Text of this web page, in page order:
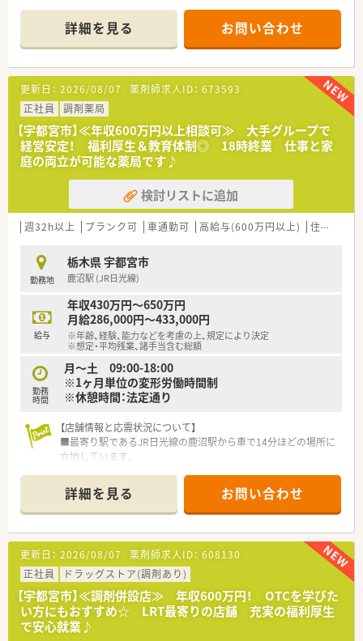
＊------------------------------------------＊
【店舗情報と応需状況について】
■宇都宮駅から車で17分ほどの場所に位置しており、内科や小
児科など複数の科目の処方箋を1日56枚ほど受け付けています。
■地域に根ざした医療を提供しており、患者様一人ひとりと丁寧
に向き合える環境が整っているため、やりがいを感じながら働け
ます。
■最新の薬歴入力システムや調剤鑑査システムを完備しており、
安全かつスピーディーに日々の業務を遂行することが可能な店
舗です。
【募集背景と求める人物像について】
■今回は在宅業務を強化するための増員募集となっており、車の
運転が可能な方を対象として、即戦力として活躍できる方を求め
■在宅医療への熱意があり、新しい環境でスキルを磨きたいと考
えている方はぜひご応募ください。
■周囲と円滑なコミュニケーションが取れる方を歓迎しており、
チームワークを大切にしながら店舗を盛り上げていただける方
を募ります。
【法人特徴について】
■ITや農業など約50社を擁する大手グループの一員であり、経営
基盤が非常に安定しているため、腰を据えて長く勤務いただけま
す。
■役職に関わらず意見交換ができるフラットな社風が特徴で、ボ
ありません。
■過剰な設備投資を抑えて社員に還元する方針を掲げており、会
社の利益に貢献した社員にはインセンティブが支給される場合
もあります。
【想定される業務内容】
■基本的な調剤や監査、服薬指導に加えて、車の運転を伴う居宅
や施設への在宅訪問業務がメインの担当となり、深く患者様を支
えます。
■複数の店舗を経験できる流動的な勤務体制を選択することも
可能であり、多種多様な処方箋に触れることで、全科目の経験を
積めます。
■最新のシステムが現場を強力にバックアップしてくれるため、
事務作業の負担が軽減され、薬剤師本来の業務に集中できる環境
があります。
詳細を見る お問い合わせ
更新日： 2026/08/07 薬剤師求人ID： 673593
正社員
調剤薬局
【宇都宮市】≪年収600万円以上相談可≫ 大手グループで
経営安定！ 福利厚生＆教育体制◎ 18時終業 仕事と家
庭の両立が可能な薬局です♪
検討リストに追加
週32h以上 ブランク可 車通勤可 高給与(600万円以上) 住宅補助(手当)あり
勤務地
栃木県 宇都宮市
鹿沼駅 (JR日光線)
給与
年収430万円～650万円
月給286,000円～433,000円
※年齢、経験、能力などを考慮の上、規定により決定
※想定・平均残業、諸手当含む総額
勤務
時間
月～土 09:00-18:00
※1ヶ月単位の変形労働時間制
※休憩時間：法定通り
【店舗情報と応需状況について】
■最寄り駅であるJR日光線の鹿沼駅から車で14分ほどの場所に
立地しています。
平均55～60枚程度です。
■薬剤師は正社員2名とパート複数名が在籍しており、協力体制
を築きながら業務にあたっています。
【募集背景と求める人物像について】
■今回は、体制強化のための欠員補充を目的とした正社員薬剤師
の募集となります。
■精神科・心療内科領域での専門性を深めたいという学習意欲の
高い方を歓迎しています。
■ブランクのある方でも、中途入社向けの研修制度が整っている
ため安心してご応募いただけます。
詳細を見る お問い合わせ
更新日： 2026/08/07 薬剤師求人ID： 608130
正社員
ドラッグストア(調剤あり)
【宇都宮市】≪調剤併設店≫ 年収600万円！ OTCを学びた
い方にもおすすめ☆ LRT最寄りの店舗 充実の福利厚生
で安心就業♪